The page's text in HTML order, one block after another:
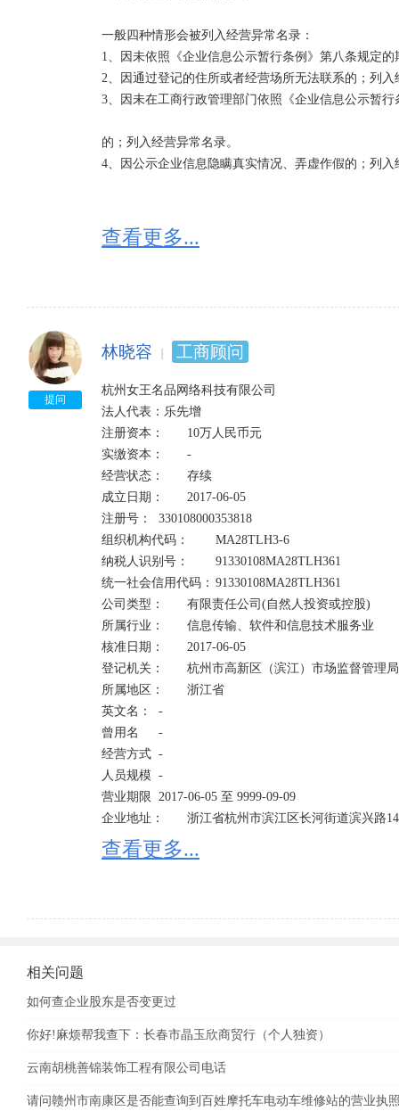
一般四种情形会被列入经营异常名录：
1、因未依照《企业信息公示暂行条例》第八条规定
2、因通过登记的住所或者经营场所无法联系的；列入
3、因未在工商行政管理部门依照《企业信息公示暂
的；列入经营异常名录。
4、因公示企业信息隐瞒真实情况、弄虚作假的；列入
查看更多...
提问
林晓容 工商顾问
杭州女王名品网络科技有限公司
法人代表：乐先增
注册资本：	10万人民币元
实缴资本：	-
经营状态：	存续
成立日期：	2017-06-05
注册号：	330108000353818
组织机构代码：	MA28TLH3-6
纳税人识别号：	91330108MA28TLH361
统一社会信用代码：	91330108MA28TLH361
公司类型：	有限责任公司(自然人投资或控股)
所属行业：	信息传输、软件和信息技术服务业
核准日期：	2017-06-05
登记机关：	杭州市高新区（滨江）市场监督管理局
所属地区：	浙江省
英文名：	-
曾用名	-
经营方式	-
人员规模	-
营业期限	2017-06-05 至 9999-09-09
企业地址：	浙江省杭州市滨江区长河街道滨兴路1451号418室
经营范围：	技术开发、技术服务、技术咨询、成果转让:计算机网络技术、电子商务技术;服务:市场调
查、企业管理咨询、文化艺术交流活动策划(除演出
人有坏人！
查看更多...
相关问题
如何查企业股东是否变更过
你好!麻烦帮我查下：长春市晶玉欣商贸行（个人独资）
云南胡桃善锦装饰工程有限公司电话
请问赣州市南康区是否能查询到百姓摩托车电动车维修站的营业执